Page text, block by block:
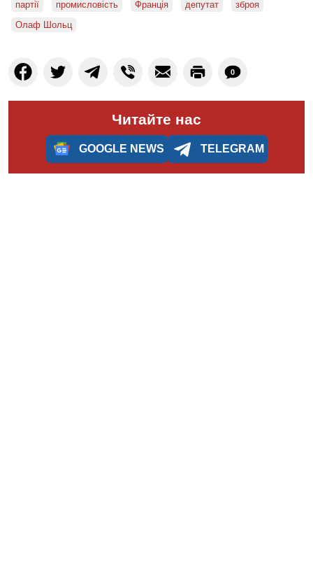
партії промисловість Франція депутат
зброя
Олаф Шольц
0
Читайте нас
GOOGLE NEWS TELEGRAM